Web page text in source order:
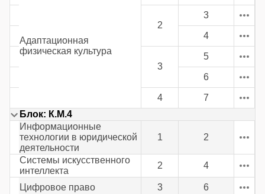
Адаптационная
физическая культура
2
3
4
3
5
6
4
7
Блок: К.М.4
Информационные
технологии в юридической
деятельности
1 2
Системы искусственного
интеллекта
2 4
Цифровое право 3
6